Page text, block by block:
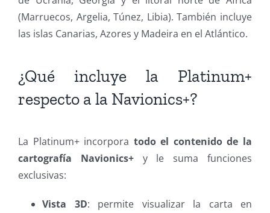
(Marruecos, Argelia, Túnez, Libia). También incluye
las islas Canarias, Azores y Madeira en el Atlántico.
¿Qué incluye la Platinum+
respecto a la Navionics+?
La Platinum+ incorpora todo el contenido de la
cartografía Navionics+y le suma funciones
exclusivas:
Vista 3D: permite visualizar la carta en